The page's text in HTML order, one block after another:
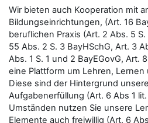
Wir bieten auch Kooperation mit
Bildungseinrichtungen, (Art. 16
beruflichen Praxis (Art. 2 Abs. 5
55 Abs. 2 S. 3 BayHSchG, Art. 3
Abs. 1 S. 1 und 2 BayEGovG, Art.
eine Plattform um Lehren, Lernen
Diese sind der Hintergrund
Aufgabenerfüllung (Art. 6 Abs 1
Umständen nutzen Sie unsere
Elemente auch freiwillig (Art. 6